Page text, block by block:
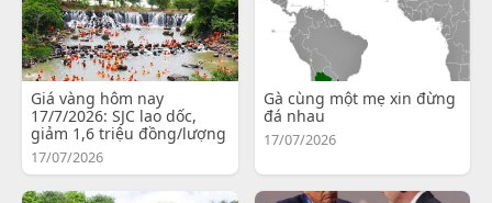
Giá vàng hôm nay
17/7/2026: SJC lao dốc,
giảm 1,6 triệu đồng/lượng
17/07/2026
Gà cùng một mẹ xin đừng
đá nhau
17/07/2026